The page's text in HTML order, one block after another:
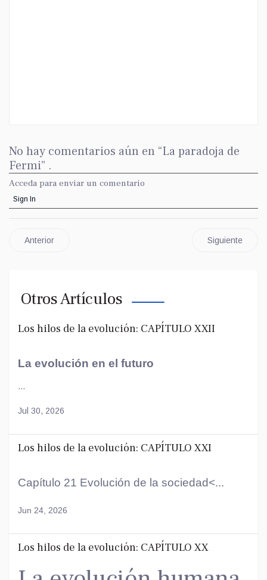
No hay comentarios aún en “La paradoja de
Fermi” .
Acceda para enviar un comentario
Sign In
Anterior Siguiente
Otros Artículos
Los hilos de la evolución: CAPÍTULO XXII
La evolución en el futuro
...
Jul 30, 2026
Los hilos de la evolución: CAPÍTULO XXI
Capítulo 21 Evolución de la sociedad<...
Jun 24, 2026
Los hilos de la evolución: CAPÍTULO XX